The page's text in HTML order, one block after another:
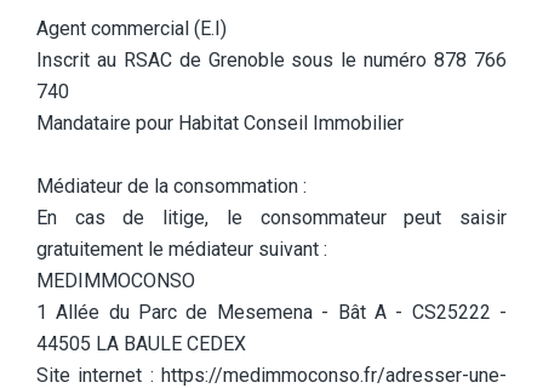
Agent commercial (E.I)
Inscrit au RSAC de Grenoble sous le numéro 878 766
740
Mandataire pour Habitat Conseil Immobilier
Médiateur de la consommation :
En cas de litige, le consommateur peut saisir
gratuitement le médiateur suivant :
MEDIMMOCONSO
1 Allée du Parc de Mesemena - Bât A - CS25222 -
44505 LA BAULE CEDEX
Site internet : https://medimmoconso.fr/adresser-une-